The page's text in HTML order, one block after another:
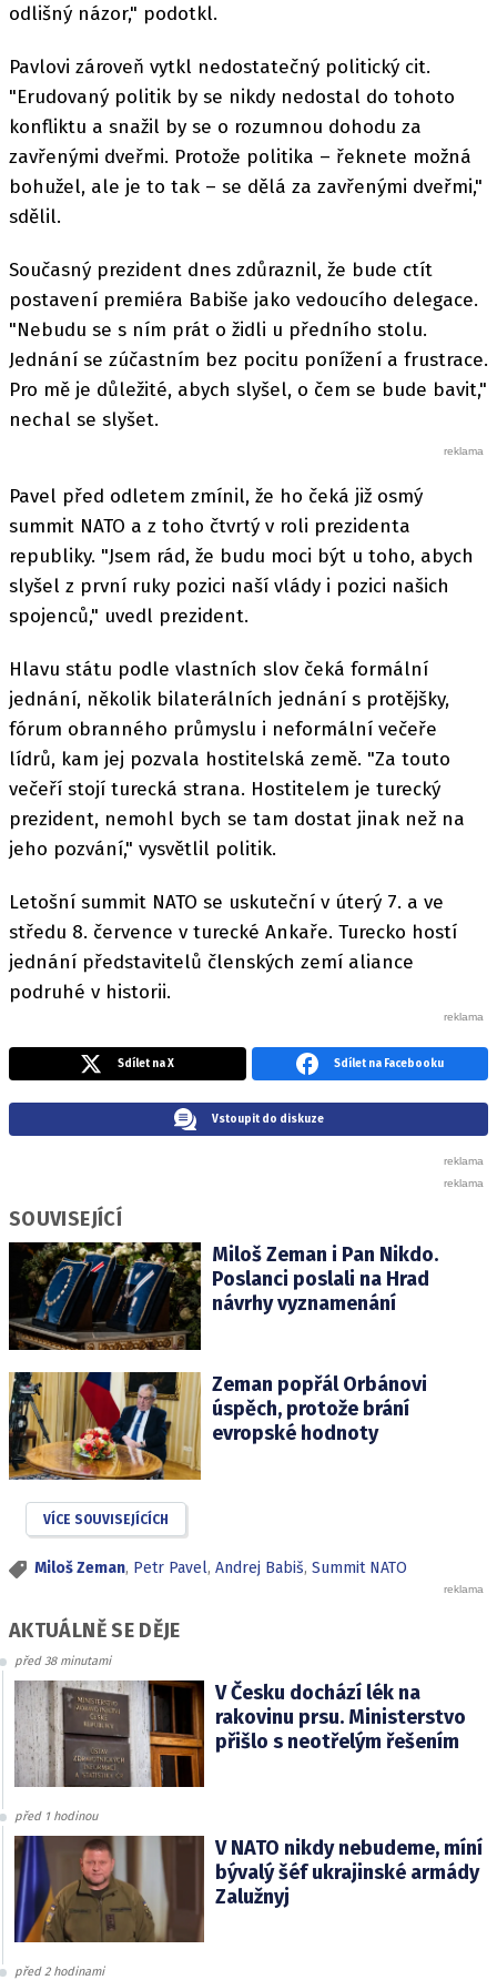
odlišný názor," podotkl.
Pavlovi zároveň vytkl nedostatečný politický cit.
"Erudovaný politik by se nikdy nedostal do tohoto
konfliktu a snažil by se o rozumnou dohodu za
zavřenými dveřmi. Protože politika – řeknete možná
bohužel, ale je to tak – se dělá za zavřenými dveřmi,"
sdělil.
Současný prezident dnes zdůraznil, že bude ctít
postavení premiéra Babiše jako vedoucího delegace.
"Nebudu se s ním prát o židli u předního stolu.
Jednání se zúčastním bez pocitu ponížení a frustrace.
Pro mě je důležité, abych slyšel, o čem se bude bavit,"
nechal se slyšet.
Pavel před odletem zmínil, že ho čeká již osmý
summit NATO a z toho čtvrtý v roli prezidenta
republiky. "Jsem rád, že budu moci být u toho, abych
slyšel z první ruky pozici naší vlády i pozici našich
spojenců," uvedl prezident.
Hlavu státu podle vlastních slov čeká formální
jednání, několik bilaterálních jednání s protějšky,
fórum obranného průmyslu i neformální večeře
lídrů, kam jej pozvala hostitelská země. "Za touto
večeří stojí turecká strana. Hostitelem je turecký
prezident, nemohl bych se tam dostat jinak než na
jeho pozvání," vysvětlil politik.
Letošní summit NATO se uskuteční v úterý 7. a ve
středu 8. července v turecké Ankaře. Turecko hostí
jednání představitelů členských zemí aliance
podruhé v historii.
Sdílet na X Sdílet na Facebooku
Vstoupit do diskuze
SOUVISEJÍCÍ
Miloš Zeman i Pan Nikdo.
Poslanci poslali na Hrad
návrhy vyznamenání
Zeman popřál Orbánovi
úspěch, protože brání
evropské hodnoty
VÍCE SOUVISEJÍCÍCH
Miloš Zeman, Petr Pavel, Andrej Babiš, Summit NATO
AKTUÁLNĚ SE DĚJE
před 38 minutami
V Česku dochází lék na
rakovinu prsu. Ministerstvo
přišlo s neotřelým řešením
před 1 hodinou
V NATO nikdy nebudeme, míní
bývalý šéf ukrajinské armády
Zalužnyj
před 2 hodinami